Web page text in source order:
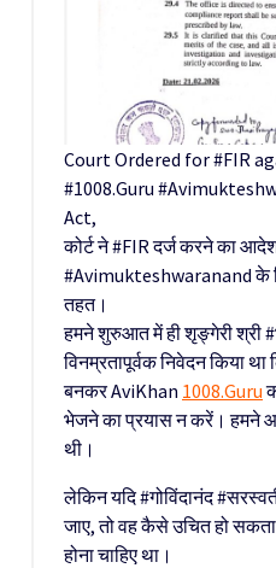
Court Ordered for #FIR
#1008.Guru
Act,
कोर्ट ने #FIR दर्ज करने का
#Avimukteshwaranand के
तहत।
हमने शुरुआत में ही शृङ्गेरी श्री
विनम्रतापूर्वक निवेदन किया था
बनकर AviKhan 1008.Guru
भेजने का प्रयास न करें। हमने
थी।
लेकिन यदि #गोविंदानंद
जाए, तो वह कैसे उचित हो
होना चाहिए था।